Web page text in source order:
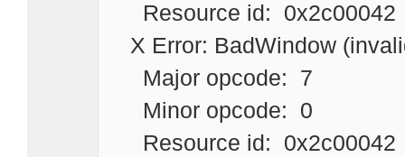
Resource id: 0x2c00042
X Error: BadWindow
Major opcode: 7
Minor opcode: 0
Resource id: 0x2c00042